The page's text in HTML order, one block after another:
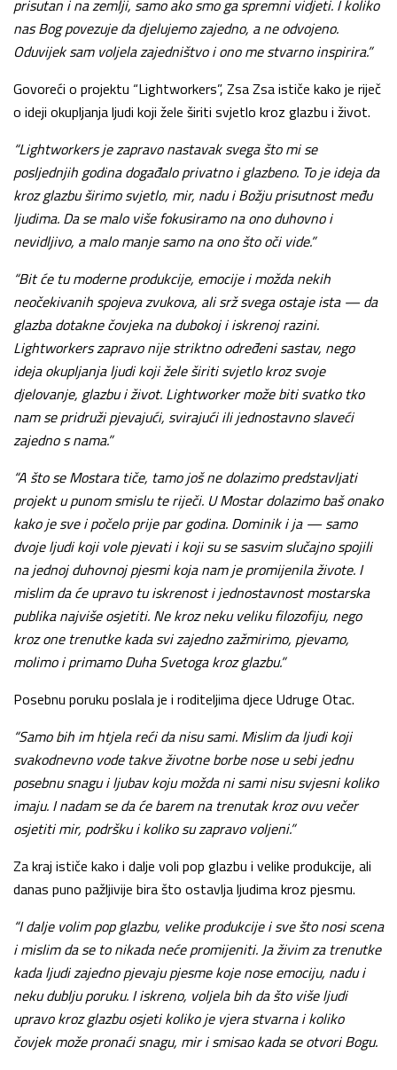
prisutan i na zemlji, samo ako smo ga spremni vidjeti. I koliko
nas Bog povezuje da djelujemo zajedno, a ne odvojeno.
Oduvijek sam voljela zajedništvo i ono me stvarno inspirira.”
Govoreći o projektu “Lightworkers”, Zsa Zsa ističe kako je riječ
o ideji okupljanja ljudi koji žele širiti svjetlo kroz glazbu i život.
“Lightworkers je zapravo nastavak svega što mi se
posljednjih godina događalo privatno i glazbeno. To je ideja da
kroz glazbu širimo svjetlo, mir, nadu i Božju prisutnost među
ljudima. Da se malo više fokusiramo na ono duhovno i
nevidljivo, a malo manje samo na ono što oči vide.”
“Bit će tu moderne produkcije, emocije i možda nekih
neočekivanih spojeva zvukova, ali srž svega ostaje ista — da
glazba dotakne čovjeka na dubokoj i iskrenoj razini.
Lightworkers zapravo nije striktno određeni sastav, nego
ideja okupljanja ljudi koji žele širiti svjetlo kroz svoje
djelovanje, glazbu i život. Lightworker može biti svatko tko
nam se pridruži pjevajući, svirajući ili jednostavno slaveći
zajedno s nama.”
“A što se Mostara tiče, tamo još ne dolazimo predstavljati
projekt u punom smislu te riječi. U Mostar dolazimo baš onako
kako je sve i počelo prije par godina. Dominik i ja — samo
dvoje ljudi koji vole pjevati i koji su se sasvim slučajno spojili
na jednoj duhovnoj pjesmi koja nam je promijenila živote. I
mislim da će upravo tu iskrenost i jednostavnost mostarska
publika najviše osjetiti. Ne kroz neku veliku filozofiju, nego
kroz one trenutke kada svi zajedno zažmirimo, pjevamo,
molimo i primamo Duha Svetoga kroz glazbu.”
Posebnu poruku poslala je i roditeljima djece Udruge Otac.
“Samo bih im htjela reći da nisu sami. Mislim da ljudi koji
svakodnevno vode takve životne borbe nose u sebi jednu
posebnu snagu i ljubav koju možda ni sami nisu svjesni koliko
imaju. I nadam se da će barem na trenutak kroz ovu večer
osjetiti mir, podršku i koliko su zapravo voljeni.”
Za kraj ističe kako i dalje voli pop glazbu i velike produkcije, ali
danas puno pažljivije bira što ostavlja ljudima kroz pjesmu.
“I dalje volim pop glazbu, velike produkcije i sve što nosi scena
i mislim da se to nikada neće promijeniti. Ja živim za trenutke
kada ljudi zajedno pjevaju pjesme koje nose emociju, nadu i
neku dublju poruku. I iskreno, voljela bih da što više ljudi
upravo kroz glazbu osjeti koliko je vjera stvarna i koliko
čovjek može pronaći snagu, mir i smisao kada se otvori Bogu.